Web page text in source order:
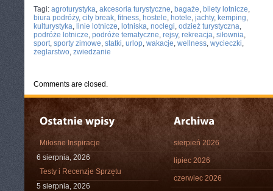
Tagi: agroturystyka, akcesoria turystyczne, bagaże, bilety lotnicze,
biura podróży, city break, fitness, hostele, hotele, jachty, kemping,
kulturystyka, linie lotnicze, lotniska, noclegi, odzież turystyczna,
podróże lotnicze, podróże tematyczne, rejsy, rekreacja, siłownia,
sport, sporty zimowe, statki, urlop, wakacje, wellness, wycieczki,
żeglarstwo, zwiedzanie
Comments are closed.
Miłosne Inspiracje
6 sierpnia, 2026
Testy i Recenzje Sprzętu
5 sierpnia, 2026
sierpień 2026
lipiec 2026
czerwiec 2026